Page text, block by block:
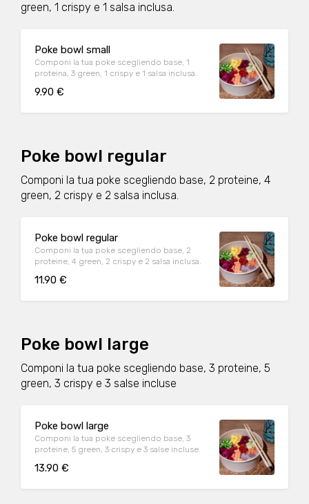
green, 1 crispy e 1 salsa inclusa.
Poke bowl small
Componi la tua poke scegliendo base, 1
proteina, 3 green, 1 crispy e 1 salsa inclusa.
9.90 €
Poke bowl regular
Componi la tua poke scegliendo base, 2 proteine, 4
green, 2 crispy e 2 salsa inclusa.
Poke bowl regular
Componi la tua poke scegliendo base, 2
proteine, 4 green, 2 crispy e 2 salsa inclusa.
11.90 €
Poke bowl large
Componi la tua poke scegliendo base, 3 proteine, 5
green, 3 crispy e 3 salse incluse
Poke bowl large
Componi la tua poke scegliendo base, 3
proteine, 5 green, 3 crispy e 3 salse incluse.
13.90 €